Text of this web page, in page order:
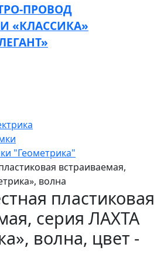
ПРОВОД
«КЛАССИКА»
"Геометрика"
встраиваемая,
волна
пластиковая
серия ЛАХТА
волна, цвет -